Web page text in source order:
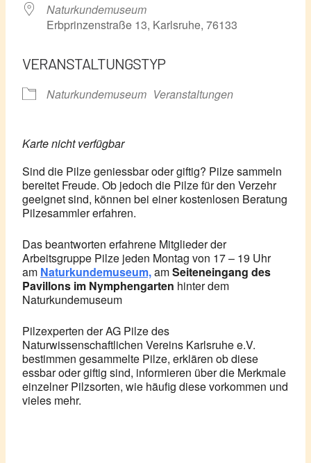
Naturkundemuseum
Erbprinzenstraße 13, Karlsruhe, 76133
VERANSTALTUNGSTYP
Naturkundemuseum Veranstaltungen
Karte nicht verfügbar
Sind die Pilze geniessbar oder giftig? Pilze sammeln
bereitet Freude. Ob jedoch die Pilze für den Verzehr
geeignet sind, können bei einer kostenlosen Beratung
Pilzesammler erfahren.
Das beantworten erfahrene Mitglieder der
Arbeitsgruppe Pilze jeden Montag von 17 – 19 Uhr
am Naturkundemuseum,amSeiteneingang des
Pavillons im Nymphengarten hinter dem
Naturkundemuseum
Pilzexperten der AG Pilze des
Naturwissenschaftlichen Vereins Karlsruhe e.V.
bestimmen gesammelte Pilze, erklären ob diese
essbar oder giftig sind, informieren über die Merkmale
einzelner Pilzsorten, wie häufig diese vorkommen und
vieles mehr.